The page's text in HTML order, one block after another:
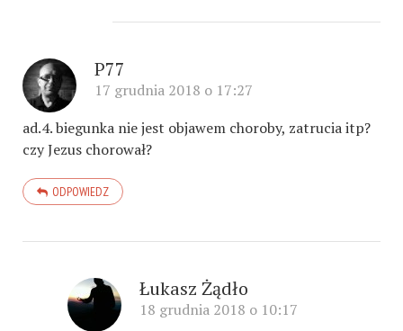
P77
17 grudnia 2018 o 17:27
ad.4. biegunka nie jest objawem choroby, zatrucia itp?
czy Jezus chorował?
ODPOWIEDZ
Łukasz Żądło
18 grudnia 2018 o 10:17